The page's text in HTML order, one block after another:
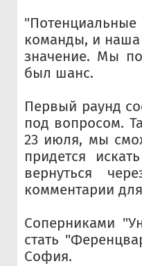
команды, и наша
значение. Мы
был шанс.
Первый раунд
под вопросом.
23 июля, мы
придется
вернуться
комментарии
Соперниками
стать
София.